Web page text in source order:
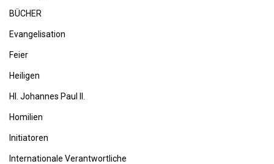
BÜCHER
Evangelisation
Feier
Heiligen
Hl. Johannes Paul II.
Homilien
Initiatoren
Internationale Verantwortliche